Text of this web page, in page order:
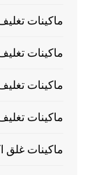
ماكينات
ماكينات
ماكينات
ماكينات
ماكينات غلق